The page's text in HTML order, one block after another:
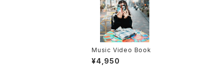
Music Video Book
¥4,950